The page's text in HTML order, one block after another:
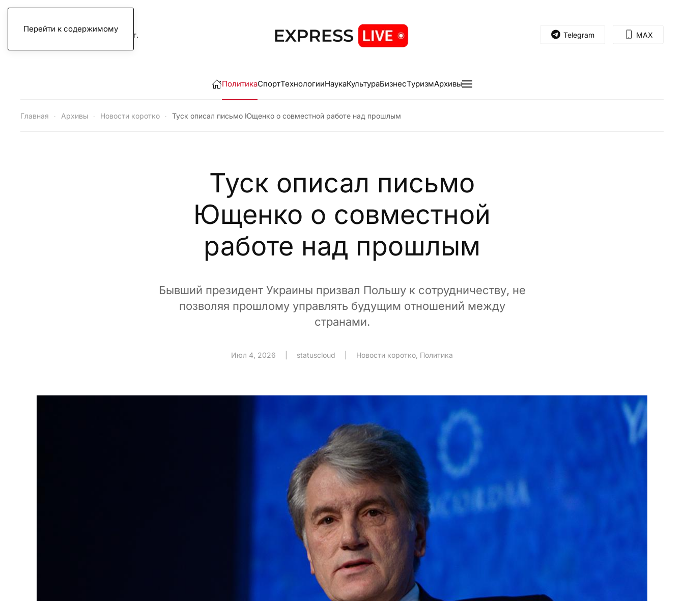
Перейти к содержимому
четверг, 6 августа 2026 г. Telegram MAX
ПолитикаСпортТехнологииНаукаКультураБизнесТуризмАрхивы
Главная Архивы Новости коротко Туск описал письмо Ющенко о совместной работе над прошлым
Туск описал письмо
Ющенко о совместной
работе над прошлым
Бывший президент Украины призвал Польшу к сотрудничеству, не
позволяя прошлому управлять будущим отношений между
странами.
Июл 4, 2026 statuscloud Новости коротко Политика